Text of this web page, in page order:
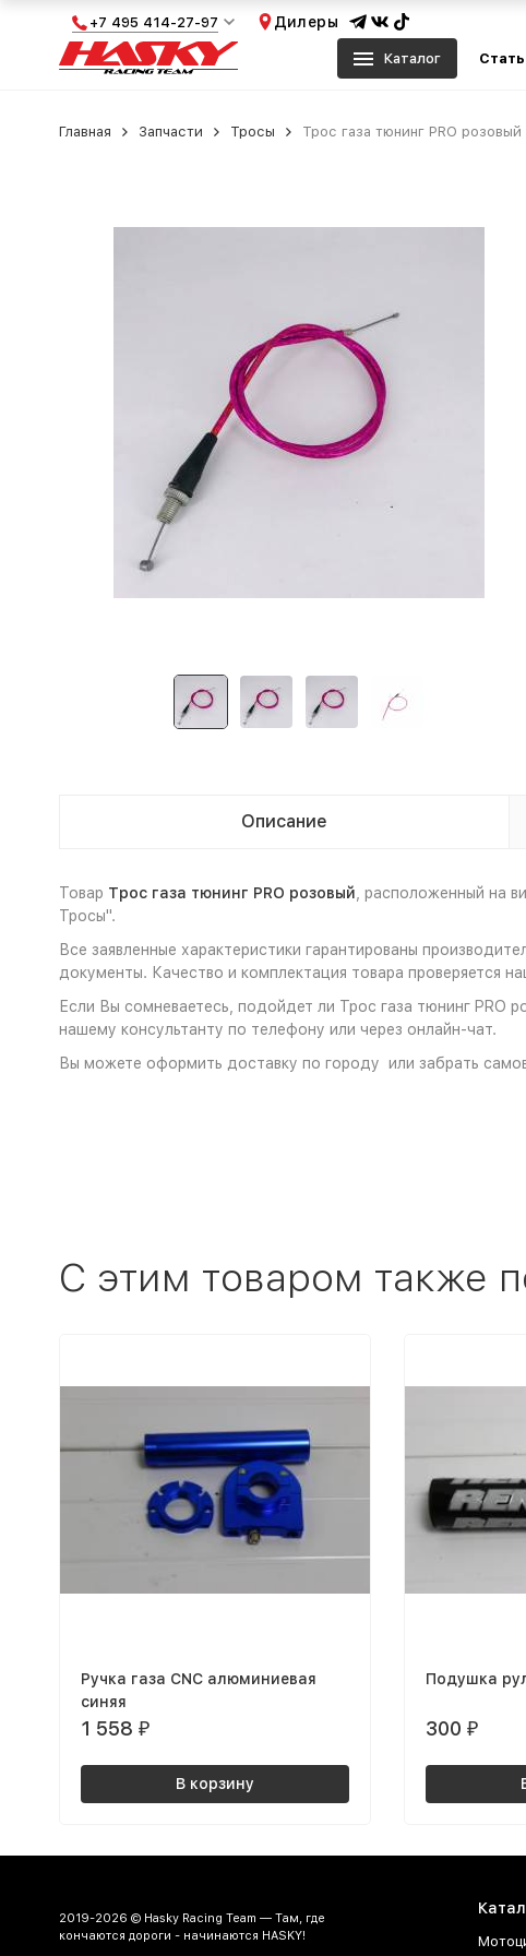
+7 495 414-27-97 Дилеры
Каталог
Главная Запчасти Тросы Трос газа тюнинг PRO розовый
Описание
Товар Трос газа тюнинг PRO розовый , расположенный на
Тросы".
Все заявленные характеристики гарантированы
документы. Качество и комплектация товара проверяется
Если Вы сомневаетесь, подойдет ли Трос газа тюнинг PRO
нашему консультанту по телефону или через онлайн-чат.
Вы можете оформить доставку по городу или забрать
C этим товаром также
Ручка газа CNC алюминиевая
синяя
1 558 ₽
В корзину
Подушка
300₽
2019-2026 © Hasky Racing Team — Там, где
кончаются дороги - начинаются HASKY!